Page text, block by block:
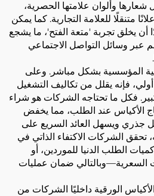
وألوان علامتها الحصرية،
متنقلًا للعلامة التجارية. كما يمكن
يخلق تجربة 'متعة الفتح'، ما يشجع
عبر وسائل التواصل الاجتماعي
المؤسسية بشكل مباشر. وعلى
فإنه يقلل من تكاليف التشغيل
فكل ما تحتاجه الشركات هو شراء
الأكياس عند الطلب، مما يخفض
جذري ويسهل العائد السريع على
تحقق الشركات الاكتفاء الذاتي في
الطلب الدنيا للموردين، أو
السعرية—وبالتالي ضمان عمليات
الورقية داخليًا الشركات من